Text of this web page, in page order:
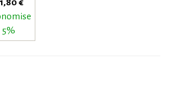
€
5%